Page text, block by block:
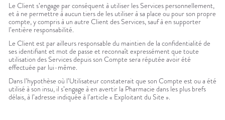
Le Client s’engage par conséquent à utiliser les Services personnellement,
et à ne permettre à aucun tiers de les utiliser à sa place ou pour son propre
compte, y compris à un autre Client des Services, sauf à en supporter
l’entière responsabilité.
Le Client est par ailleurs responsable du maintien de la confidentialité de
ses identifiant et mot de passe et reconnaît expressément que toute
utilisation des Services depuis son Compte sera réputée avoir été
effectuée par lui-même.
Dans l’hypothèse où l’Utilisateur constaterait que son Compte est ou a été
utilisé à son insu, il s’engage à en avertir la Pharmacie dans les plus brefs
délais, à l’adresse indiquée à l’article « Exploitant du Site ».